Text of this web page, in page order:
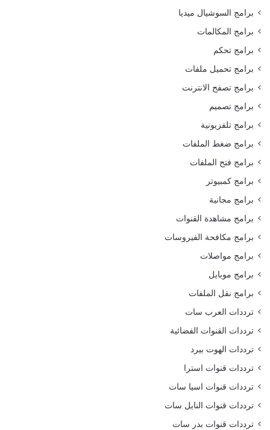
برامج السوشيال ميديا
برامج المكالمات
برامج تحكم
برامج تحميل ملفات
برامج تصفح الانترنت
برامج تصميم
برامج تلفزيونية
برامج ضغط الملفات
برامج فتح الملفات
برامج كمبيوتر
برامج مجانية
برامج مشاهدة القنوات
برامج مكافحة الفيروسات
برامج مواصلات
برامج موبايل
برامج نقل الملفات
ترددات العرب سات
ترددات القنوات الفضائية
ترددات الهوت بيرد
ترددات قنوات استرا
ترددات قنوات اسيا سات
ترددات قنوات النايل سات
ترددات قنوات بدر سات